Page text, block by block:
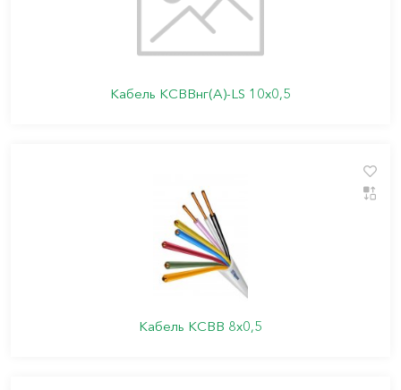
Кабель КСВВнг(А)-LS 10х0,5
Кабель КСВВ 8х0,5